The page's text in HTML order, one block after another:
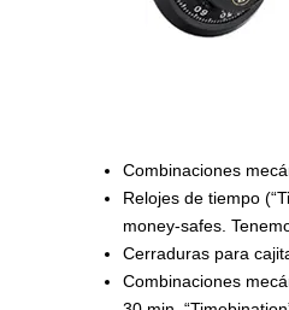
Combinaciones
Relojes de tiempo
money-safes.
Cerraduras para
Combinaciones